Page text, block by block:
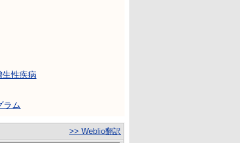
生性疾病
ラム
>> Weblio翻訳